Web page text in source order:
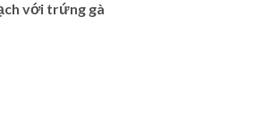
với trứng gà